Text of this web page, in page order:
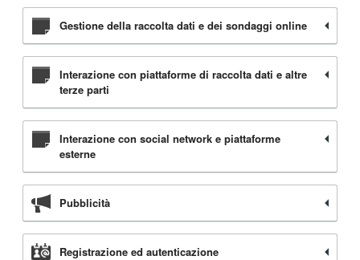
Gestione della raccolta dati e dei sondaggi online
Interazione con piattaforme di raccolta dati e altre
terze parti
Interazione con social network e piattaforme
esterne
Pubblicità
Registrazione ed autenticazione